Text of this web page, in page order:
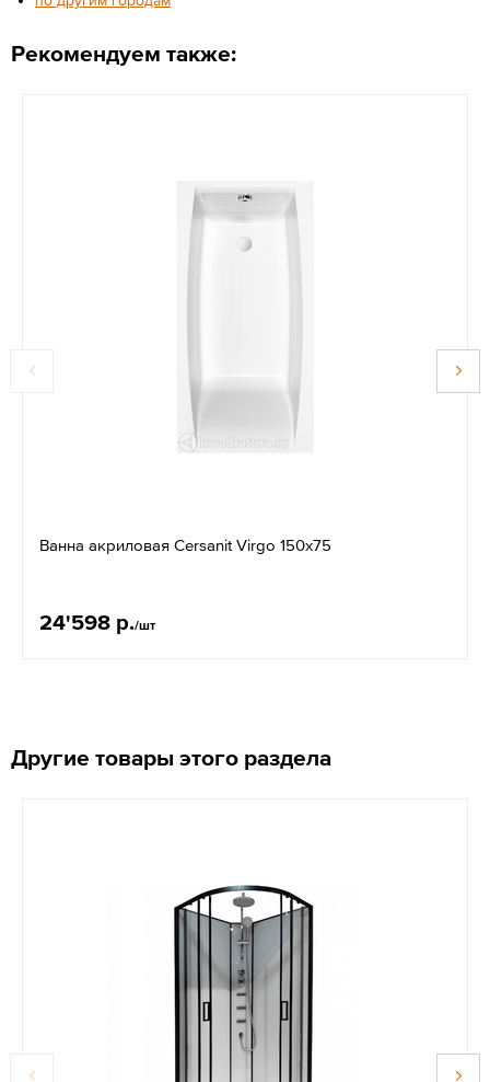
Рекомендуем также:
Ванна акриловая Cersanit Virgo 150x75
24'598 р./шт
Другие товары этого раздела